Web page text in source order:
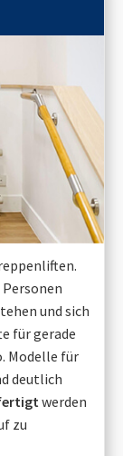
und sich
für gerade
Modelle für
deutlich
werden
zu